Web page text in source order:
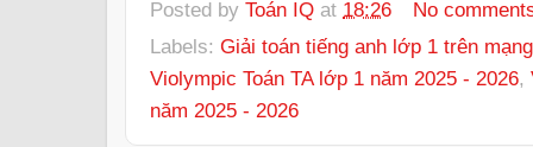
Posted by Toán IQ at 18:26
No
Labels: Giải toán tiếng anh lớp 1 trên mạng
Violympic Toán TA lớp 1 năm 2025 - 2026,
năm 2025 - 2026